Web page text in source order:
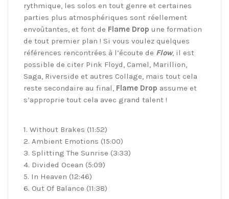
rythmique, les solos en tout genre et certaines
parties plus atmosphériques sont réellement
envoûtantes, et font de Flame Drop une formation
de tout premier plan ! Si vous voulez quelques
références rencontrées à l’écoute de Flow, il est
possible de citer Pink Floyd, Camel, Marillion,
Saga, Riverside et autres Collage, mais tout cela
reste secondaire au final, Flame Drop assume et
s’approprie tout cela avec grand talent !
1. Without Brakes (11:52)
2. Ambient Emotions (15:00)
3. Splitting The Sunrise (3:33)
4. Divided Ocean (5:09)
5. In Heaven (12:46)
6. Out Of Balance (11:38)